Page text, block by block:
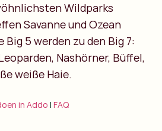
Wildparks
Savanne und Ozean
5 werden zu den Big 7:
Nashörner, Büffel,
weiße Haie.
in Addo |FAQ